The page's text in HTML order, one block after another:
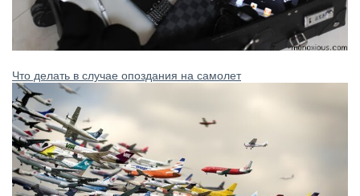
Что делать в случае опоздания на самолет